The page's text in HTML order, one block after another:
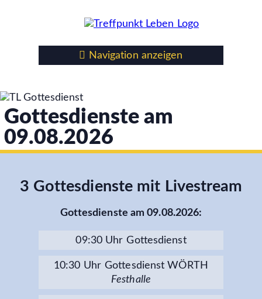
Navigation anzeigen
Gottesdienste am
09.08.2026
3 Gottesdienste mit Livestream
Gottesdienste am 09.08.2026:
09:30 Uhr Gottesdienst
10:30 Uhr Gottesdienst WÖRTH
Festhalle